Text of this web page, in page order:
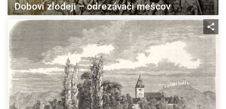
Doboví zlodeji – odrezávači mešcov